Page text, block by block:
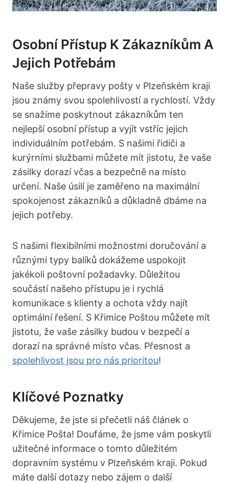
Osobní Přístup K Zákazníkům A
Jejich Potřebám
Naše služby přepravy pošty v Plzeňském kraji
jsou známy svou spolehlivostí a rychlostí. Vždy
se snažíme poskytnout zákazníkům ten
nejlepší osobní přístup a vyjít vstříc jejich
individuálním potřebám. S našimi řidiči a
kurýrními službami můžete mít jistotu, že vaše
zásilky dorazí včas a bezpečně na místo
určení. Naše úsilí je zaměřeno na maximální
spokojenost zákazníků a důkladně dbáme na
jejich potřeby.
S našimi flexibilními možnostmi doručování a
různými typy balíků dokážeme uspokojit
jakékoli poštovní požadavky. Důležitou
součástí našeho přístupu je i rychlá
komunikace s klienty a ochota vždy najít
optimální řešení. S Křimice Poštou můžete mít
jistotu, že vaše zásilky budou v bezpečí a
dorazí na správné místo včas. Přesnost a
spolehlivost jsou pro nás prioritou!
Klíčové Poznatky
Děkujeme, že jste si přečetli náš článek o
Křimice Pošta! Doufáme, že jsme vám poskytli
užitečné informace o tomto důležitém
dopravním systému v Plzeňském kraji. Pokud
máte další dotazy nebo zájem o další